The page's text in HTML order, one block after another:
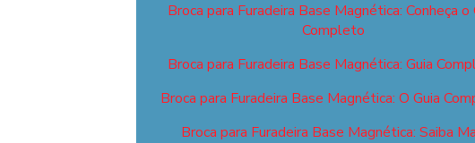
Broca para Furadeira Base Magnética: Conheça o
Completo
Broca para Furadeira Base Magnética: Guia
Broca para Furadeira Base Magnética: O Guia
Broca para Furadeira Base Magnética: Saiba